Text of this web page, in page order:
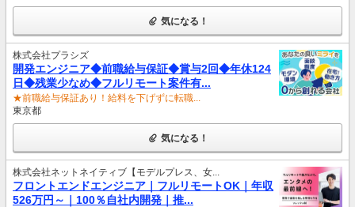
気になる！
株式会社プラシズ
開発エンジニア◆前職給与保証◆賞与2回◆年休124
日◆残業少なめ◆フルリモート案件有...
★前職給与保証あり！給料を下げずに転職...
東京都
気になる！
株式会社ネットネイティブ【モデルプレス、女...
フロントエンドエンジニア｜フルリモートOK｜年収
526万円～｜100％自社内開発｜推...